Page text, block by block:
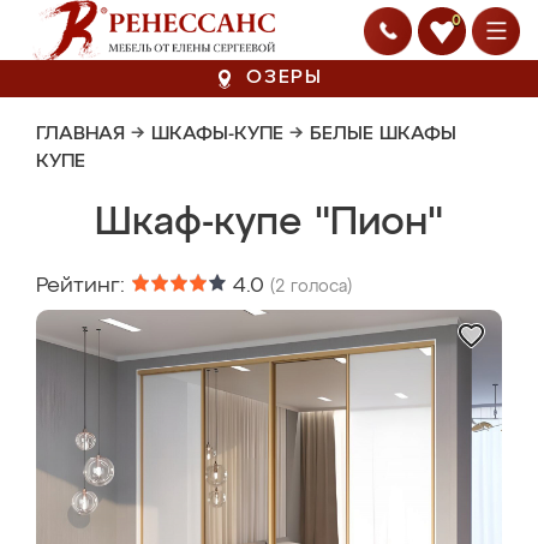
0
ОЗЕРЫ
ГЛАВНАЯ → ШКАФЫ-КУПЕ → БЕЛЫЕ ШКАФЫ
КУПЕ
Шкаф-купе "Пион"
Рейтинг: 4.0 (2 голоса)